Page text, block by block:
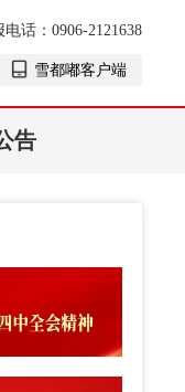
话：0906-2121638
雪都嘟客户端
告